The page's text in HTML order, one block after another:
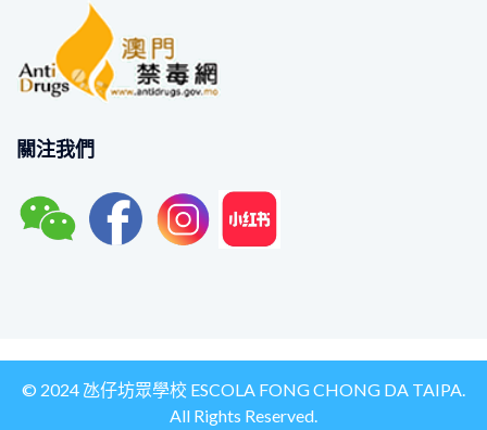
關注我們
© 2024 氹仔坊眾學校 ESCOLA FONG CHONG DA TAIPA.
All Rights Reserved.